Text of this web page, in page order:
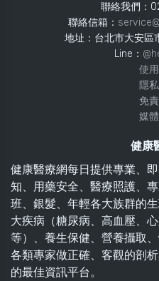
聯絡我們：
聯絡信箱：
地址：台北市大安區
Line：
使
隱
免
媒
健康
健康醫療網每日提供專業、
知、用藥安全、醫療照護、
班、銀髮、年輕各大族群的
大疾病（糖尿病、高血壓、
等）、養生保健、營養攝取
各類專家做正確、客觀的剖
的最佳資訊平台。